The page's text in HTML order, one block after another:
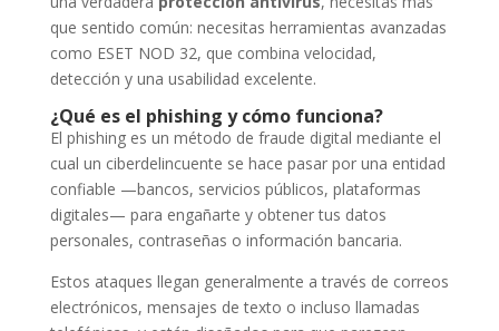
que sentido común: necesitas herramientas avanzadas
como ESET NOD 32, que combina velocidad,
detección y una usabilidad excelente.
¿Qué es el phishing y cómo funciona?
El phishing es un método de fraude digital mediante el
cual un ciberdelincuente se hace pasar por una entidad
confiable —bancos, servicios públicos, plataformas
digitales— para engañarte y obtener tus datos
personales, contraseñas o información bancaria.
Estos ataques llegan generalmente a través de correos
electrónicos, mensajes de texto o incluso llamadas